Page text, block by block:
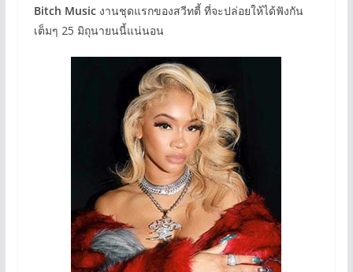
Bitch Musicงานชุดแรกของสวีทตี้ ที่จะปล่อยให้ได้ฟังกัน
เต็มๆ 25 มิถุนายนนี้แน่นอน